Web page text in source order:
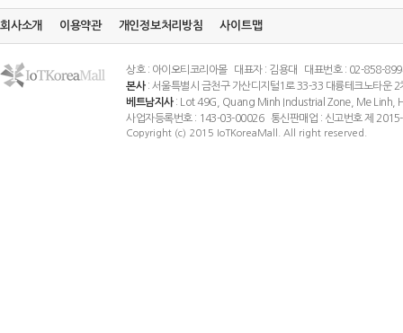
회사소개 이용약관 개인정보처리방침 사이트맵
상호 : 아이오티코리아몰 대표자 : 김용대 대표번호 : 02-858-
본사: 서울특별시 금천구 가산디지털1로 33-33 대륭테크노타운
베트남지사: Lot 49G, Quang Minh Industrial Zone, Me Linh,
사업자등록번호 : 143-03-00026 통신판매업 : 신고번호 제
Copyright (c) 2015 IoTKoreaMall. All right reserved.